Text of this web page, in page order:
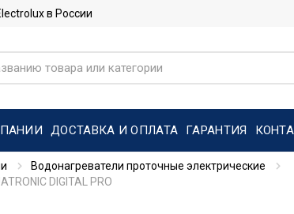
в России
ДОСТАВКА И ОПЛАТА ГАРАНТИЯ
Водонагреватели проточные электрические
DIGITAL PRO